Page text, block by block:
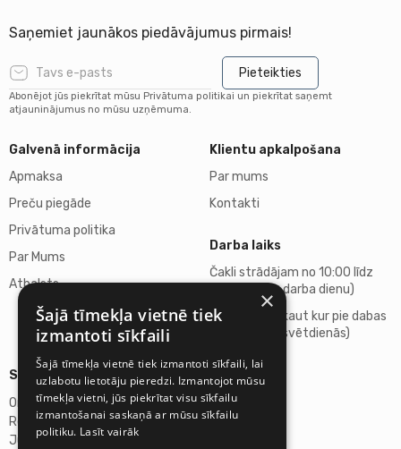
Saņemiet jaunākos piedāvājumus pirmais!
Pieteikties
Abonējot jūs piekrītat mūsu Privātuma politikai un piekrītat saņemt
atjauninājumus no mūsu uzņēmuma.
Galvenā informācija
Apmaksa
Preču piegāde
Privātuma politika
Par Mums
Atbalsts
Klientu apkalpošana
Par mums
Kontakti
Darba laiks
Čakli strādājam no 10:00 līdz
18:00 (katru darba dienu)
Atpūšamies kaut kur pie dabas
(sestdienās, svētdienās)
Sīkāka informācija
Omicron SIA
Reģ.Nr. 40103272028
Juridiskā adrese:
×
Šajā tīmekļa vietnē tiek
izmantoti sīkfaili
Šajā tīmekļa vietnē tiek izmantoti sīkfaili, lai
uzlabotu lietotāju pieredzi. Izmantojot mūsu
tīmekļa vietni, jūs piekrītat visu sīkfailu
izmantošanai saskaņā ar mūsu sīkfailu
politiku. Lasīt vairāk